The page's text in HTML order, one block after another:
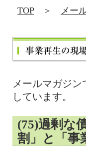
TOP＞ メー
メールマガジ
しています。
(75)過剰な
割」と「事